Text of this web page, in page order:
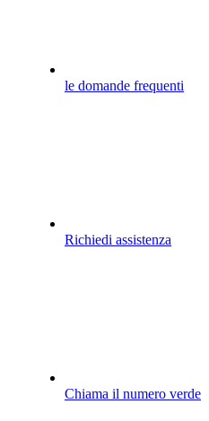
le domande frequenti
Richiedi assistenza
Chiama il numero verde